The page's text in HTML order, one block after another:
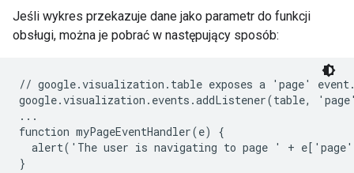
Jeśli wykres przekazuje dane jako parametr do funkcji
obsługi, można je pobrać w następujący sposób:
// google.visualization.table exposes a 'page'
google.visualization.events.addListener(table,
...
function myPageEventHandler(e) {
alert('The user is navigating to page ' +
}